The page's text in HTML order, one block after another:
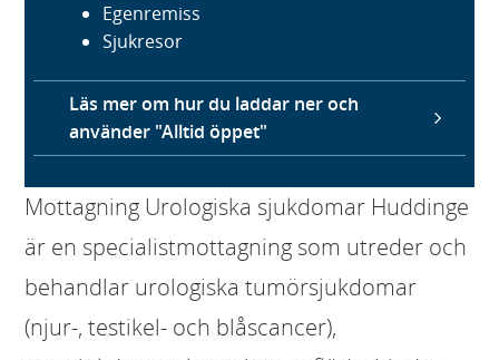
Egenremiss
Sjukresor
Läs mer om hur du laddar ner och
använder "Alltid öppet"
Mottagning Urologiska sjukdomar Huddinge
är en specialistmottagning som utreder och
behandlar urologiska tumörsjukdomar
(njur-, testikel- och blåscancer),